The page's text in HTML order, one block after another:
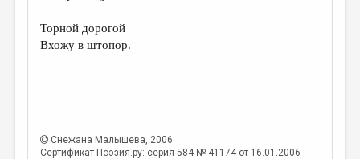
ИЗБРАННОЕ
ДАЙДЖЕСТ
ДЕТСКАЯ КОМНАТА
Торной дорогой
Вхожу в штопор.
Снежана Малышева, 2006
Сертификат Поэзия.ру: серия 584 № 41174 от 16.01.2006